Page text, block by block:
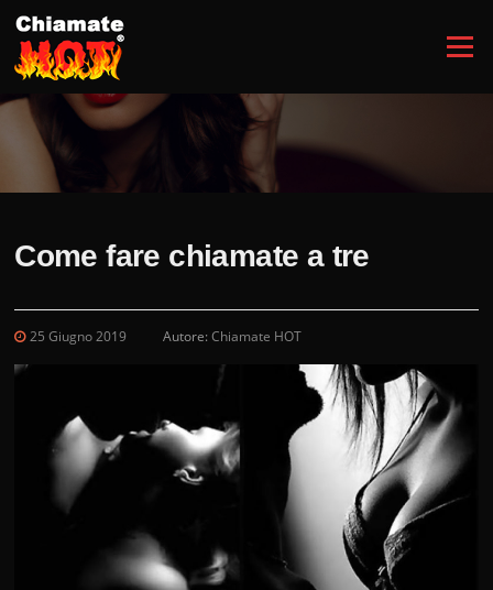
Vai
contenuto
Menu
Come fare chiamate a tre
25 Giugno 2019 Autore:Chiamate HOT